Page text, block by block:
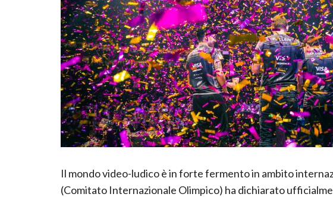
Il mondo video-ludico è in forte fermento in ambito
(Comitato Internazionale Olimpico) ha dichiarato